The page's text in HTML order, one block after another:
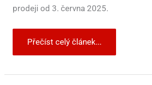
prodeji od 3. června 2025.
Přečíst celý článek...